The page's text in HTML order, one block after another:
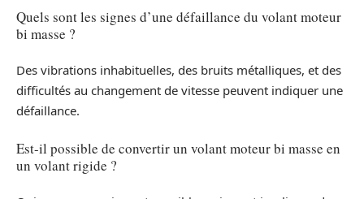
Quels sont les signes d’une défaillance du volant moteur
bi masse ?
Des vibrations inhabituelles, des bruits métalliques, et des
difficultés au changement de vitesse peuvent indiquer une
défaillance.
Est-il possible de convertir un volant moteur bi masse en
un volant rigide ?